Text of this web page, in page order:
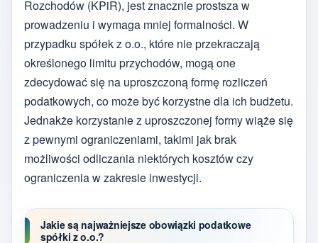
Rozchodów (KPiR), jest znacznie prostsza w
prowadzeniu i wymaga mniej formalności. W
przypadku spółek z o.o., które nie przekraczają
określonego limitu przychodów, mogą one
zdecydować się na uproszczoną formę rozliczeń
podatkowych, co może być korzystne dla ich budżetu.
Jednakże korzystanie z uproszczonej formy wiąże się
z pewnymi ograniczeniami, takimi jak brak
możliwości odliczania niektórych kosztów czy
ograniczenia w zakresie inwestycji.
Jakie są najważniejsze obowiązki podatkowe
spółki z o.o.?